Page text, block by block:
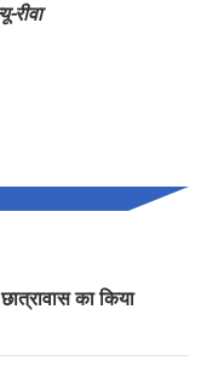
रीवा
का किया